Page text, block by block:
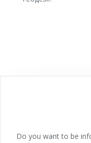
Do you want to be